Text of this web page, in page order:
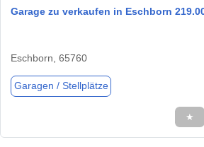
Garage zu verkaufen in Eschborn
Eschborn, 65760
Garagen / Stellplätze
★